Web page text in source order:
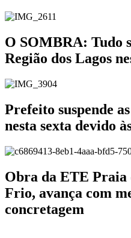
O SOMBRA: Tudo
Região dos Lagos
Prefeito suspende
nesta sexta devido
Obra da ETE Praia
Frio, avança com
concretagem